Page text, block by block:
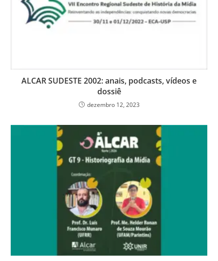
ALCAR SUDESTE 2002: anais, podcasts, vídeos e
dossiê
dezembro 12, 2023